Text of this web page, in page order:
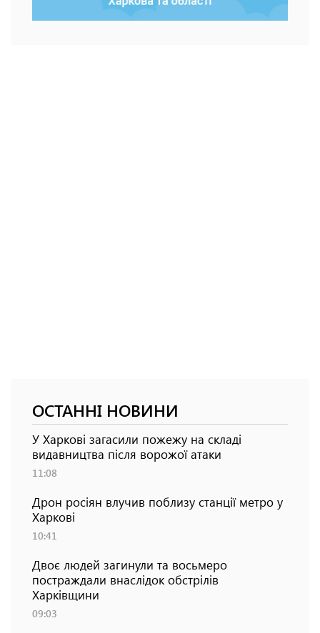
ОСТАННІ НОВИНИ
У Харкові загасили пожежу на складі
видавництва після ворожої атаки
11:08
Дрон росіян влучив поблизу станції метро у
Харкові
10:41
Двоє людей загинули та восьмеро
постраждали внаслідок обстрілів
Харківщини
09:03